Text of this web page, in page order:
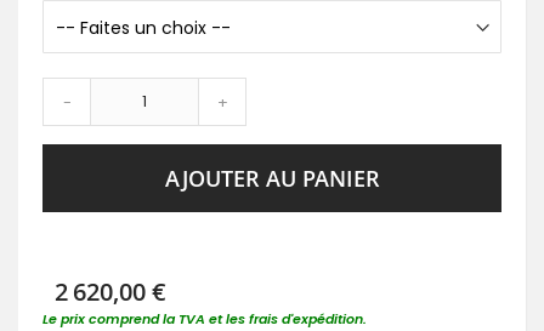
- +
AJOUTER AU PANIER
2 620,00 €
Le prix comprend la TVA et les frais d'expédition.